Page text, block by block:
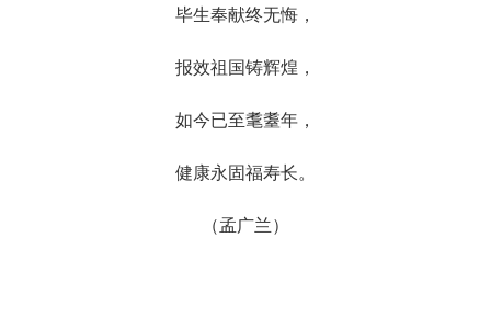
毕生奉献终无悔，
报效祖国铸辉煌，
如今已至耄耋年，
健康永固福寿长。
（孟广兰）